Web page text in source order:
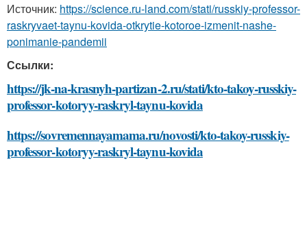
Источник: https://science.ru-land.com/stati/russkiy-professor-
raskryvaet-taynu-kovida-otkrytie-kotoroe-izmenit-nashe-
ponimanie-pandemii
Ссылки:
https://jk-na-krasnyh-partizan-2.ru/stati/kto-takoy-russkiy-
professor-kotoryy-raskryl-taynu-kovida
https://sovremennayamama.ru/novosti/kto-takoy-russkiy-
professor-kotoryy-raskryl-taynu-kovida